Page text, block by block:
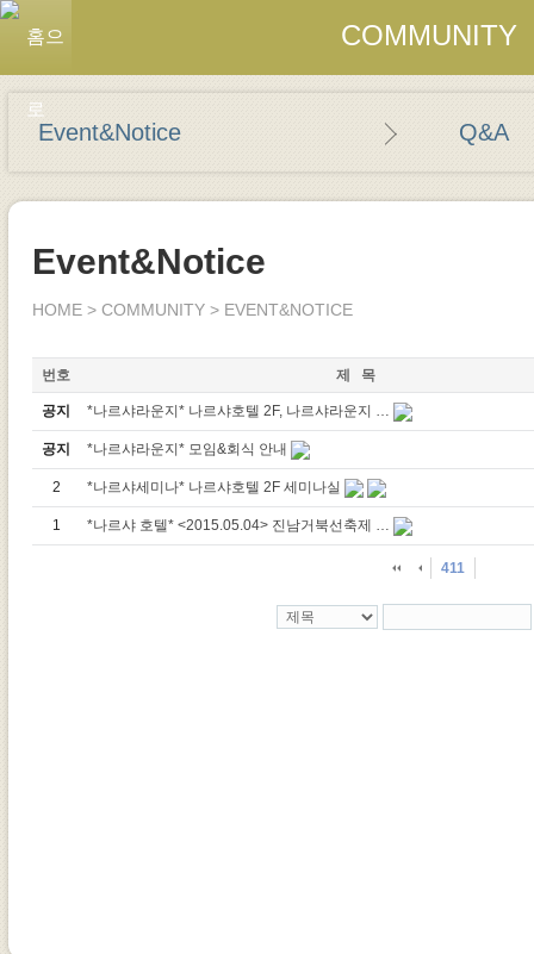
COMMUNITY
Event&Notice Q&A
Event&Notice
HOME > COMMUNITY > EVENT&NOTICE
번호 제 목
공지 *나르샤라운지* 나르샤호텔 2F, 나르샤라운지 …
공지 *나르샤라운지* 모임&회식 안내
2 *나르샤세미나* 나르샤호텔 2F 세미나실
1 *나르샤 호텔* <2015.05.04> 진남거북선축제 …
411